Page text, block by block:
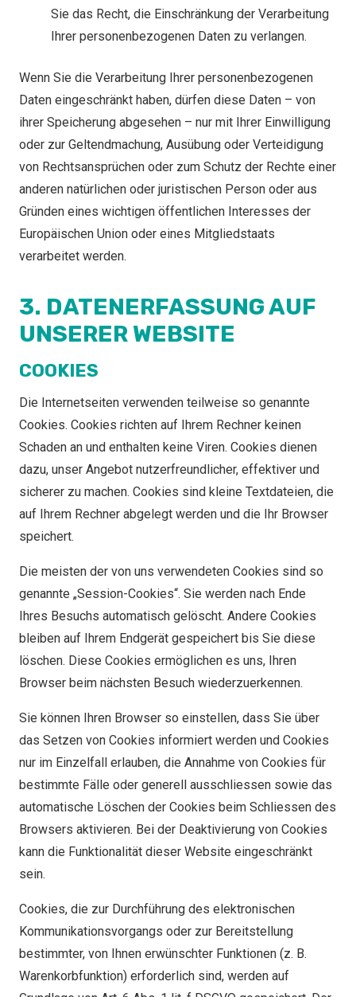
Sie das Recht, die Einschränkung der Verarbeitung
Ihrer personenbezogenen Daten zu verlangen.
Wenn Sie die Verarbeitung Ihrer personenbezogenen
Daten eingeschränkt haben, dürfen diese Daten – von
ihrer Speicherung abgesehen – nur mit Ihrer Einwilligung
oder zur Geltendmachung, Ausübung oder Verteidigung
von Rechtsansprüchen oder zum Schutz der Rechte einer
anderen natürlichen oder juristischen Person oder aus
Gründen eines wichtigen öffentlichen Interesses der
Europäischen Union oder eines Mitgliedstaats
verarbeitet werden.
3. DATENERFASSUNG AUF
UNSERER WEBSITE
COOKIES
Die Internetseiten verwenden teilweise so genannte
Cookies. Cookies richten auf Ihrem Rechner keinen
Schaden an und enthalten keine Viren. Cookies dienen
dazu, unser Angebot nutzerfreundlicher, effektiver und
sicherer zu machen. Cookies sind kleine Textdateien, die
auf Ihrem Rechner abgelegt werden und die Ihr Browser
speichert.
Die meisten der von uns verwendeten Cookies sind so
genannte „Session-Cookies“. Sie werden nach Ende
Ihres Besuchs automatisch gelöscht. Andere Cookies
bleiben auf Ihrem Endgerät gespeichert bis Sie diese
löschen. Diese Cookies ermöglichen es uns, Ihren
Browser beim nächsten Besuch wiederzuerkennen.
Sie können Ihren Browser so einstellen, dass Sie über
das Setzen von Cookies informiert werden und Cookies
nur im Einzelfall erlauben, die Annahme von Cookies für
bestimmte Fälle oder generell ausschliessen sowie das
automatische Löschen der Cookies beim Schliessen des
Browsers aktivieren. Bei der Deaktivierung von Cookies
kann die Funktionalität dieser Website eingeschränkt
sein.
Cookies, die zur Durchführung des elektronischen
Kommunikationsvorgangs oder zur Bereitstellung
bestimmter, von Ihnen erwünschter Funktionen (z. B.
Warenkorbfunktion) erforderlich sind, werden auf